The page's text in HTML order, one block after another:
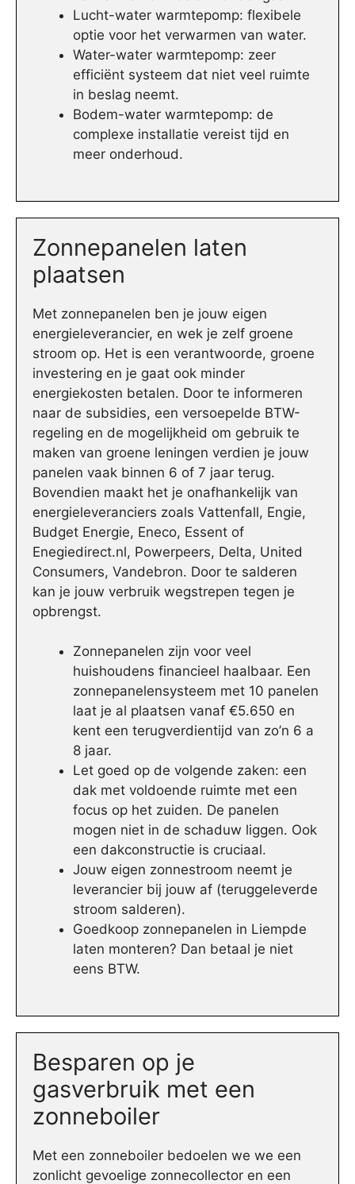
Lucht-water warmtepomp: flexibele
optie voor het verwarmen van water.
Water-water warmtepomp: zeer
efficiënt systeem dat niet veel ruimte
in beslag neemt.
Bodem-water warmtepomp: de
complexe installatie vereist tijd en
meer onderhoud.
Zonnepanelen laten
plaatsen
Met zonnepanelen ben je jouw eigen
energieleverancier, en wek je zelf groene
stroom op. Het is een verantwoorde, groene
investering en je gaat ook minder
energiekosten betalen. Door te informeren
naar de subsidies, een versoepelde BTW-
regeling en de mogelijkheid om gebruik te
maken van groene leningen verdien je jouw
panelen vaak binnen 6 of 7 jaar terug.
Bovendien maakt het je onafhankelijk van
energieleveranciers zoals Vattenfall, Engie,
Budget Energie, Eneco, Essent of
Enegiedirect.nl, Powerpeers, Delta, United
Consumers, Vandebron. Door te salderen
kan je jouw verbruik wegstrepen tegen je
opbrengst.
Zonnepanelen zijn voor veel
huishoudens financieel haalbaar. Een
zonnepanelensysteem met 10 panelen
laat je al plaatsen vanaf €5.650 en
kent een terugverdientijd van zo’n 6 a
8 jaar.
Let goed op de volgende zaken: een
dak met voldoende ruimte met een
focus op het zuiden. De panelen
mogen niet in de schaduw liggen. Ook
een dakconstructie is cruciaal.
Jouw eigen zonnestroom neemt je
leverancier bij jouw af (teruggeleverde
stroom salderen).
Goedkoop zonnepanelen in Liempde
laten monteren? Dan betaal je niet
eens BTW.
Besparen op je
gasverbruik met een
zonneboiler
Met een zonneboiler bedoelen we we een
zonlicht gevoelige zonnecollector en een